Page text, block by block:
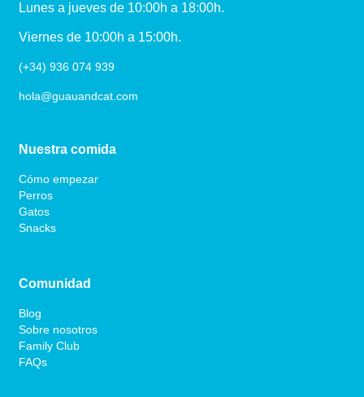
Lunes a jueves de 10:00h a 18:00h.
Viernes de 10:00h a 15:00h.
(+34) 936 074 939
hola@guauandcat.com
Nuestra comida
Cómo empezar
Perros
Gatos
Snacks
Comunidad
Blog
Sobre nosotros
Family Club
FAQs